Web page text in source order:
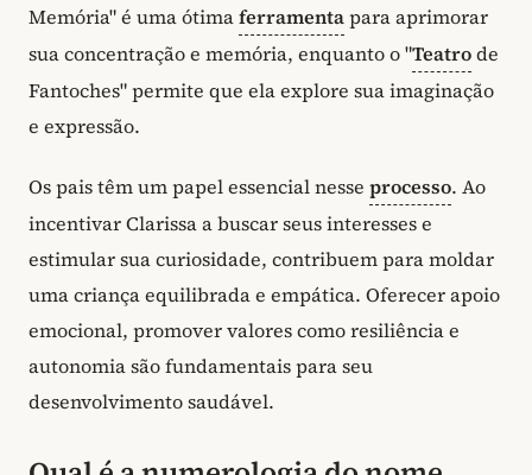
Memória" é uma ótimaferramentapara aprimorar
sua concentração e memória, enquanto o "Teatrode
Fantoches" permite que ela explore sua imaginação
e expressão.
Os pais têm um papel essencial nesse processo. Ao
incentivar Clarissa a buscar seus interesses e
estimular sua curiosidade, contribuem para moldar
uma criança equilibrada e empática. Oferecer apoio
emocional, promover valores como resiliência e
autonomia são fundamentais para seu
desenvolvimento saudável.